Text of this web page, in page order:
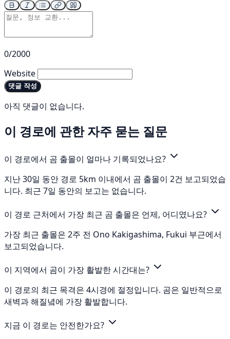
0/2000
Website
댓글 작성
아직 댓글이 없습니다.
이 경로에 관한 자주 묻는 질문
이 경로에서 곰 출몰이 얼마나 기록되었나요?
지난 30일 동안 경로 5km 이내에서 곰 출몰이 2건 보고되었습
니다. 최근 7일 동안의 보고는 없습니다.
이 경로 근처에서 가장 최근 곰 출몰은 언제, 어디였나요?
가장 최근 출몰은 2주 전 Ono Kakigashima, Fukui 부근에서
보고되었습니다.
이 지역에서 곰이 가장 활발한 시간대는?
이 경로의 최근 목격은 4시경에 절정입니다. 곰은 일반적으로
새벽과 해질녘에 가장 활발합니다.
지금 이 경로는 안전한가요?